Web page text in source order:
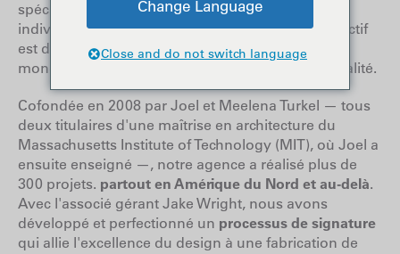
spécialisé dans la conception de maisons
individuelles modernes et sur mesure. Notre objectif
est de rendre accessibles à tous, partout dans le
monde, des maisons inspirantes et de grande qualité.
Cofondée en 2008 par Joel et Meelena Turkel — tous
deux titulaires d'une maîtrise en architecture du
Massachusetts Institute of Technology (MIT), où Joel a
ensuite enseigné —, notre agence a réalisé plus de
300 projets. partout en Amérique du Nord et au-delà.
Avec l'associé gérant Jake Wright, nous avons
développé et perfectionné un processus de signature
qui allie l'excellence du design à une fabrication de
Change Language
Close and do not switch language